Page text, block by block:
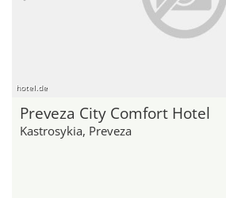
hotel.de
Preveza City Comfort Hotel
Kastrosykia, Preveza